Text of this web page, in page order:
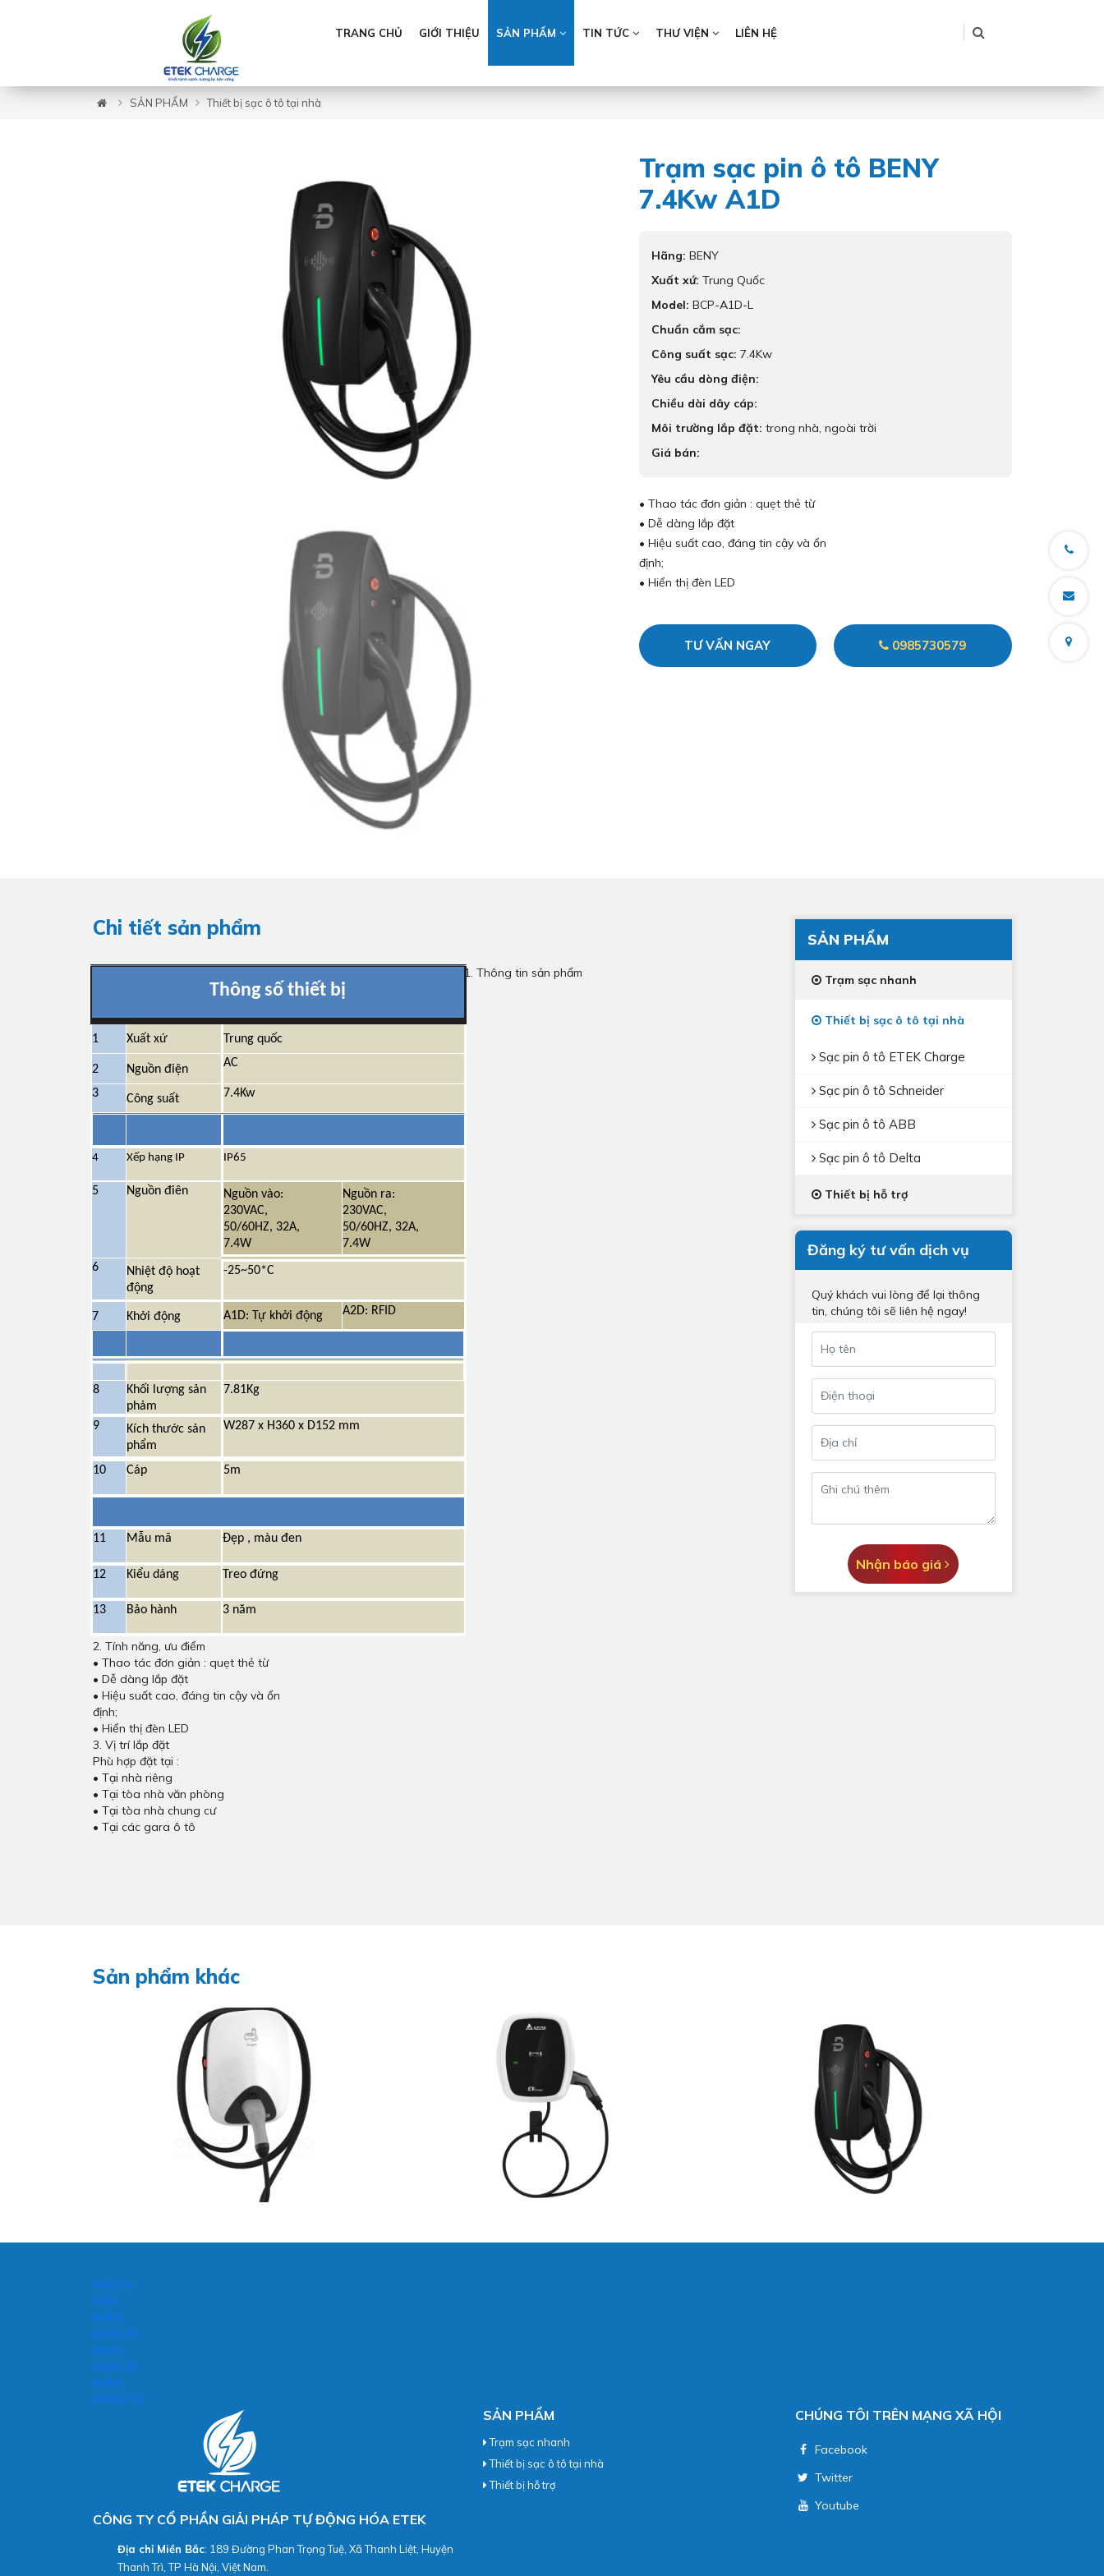
TRANG CHỦ GIỚI THIỆU SẢN PHẨM TIN TỨC THƯ VIỆN LIÊN HỆ
SẢN PHẨM Thiết bị sạc ô tô tại nhà
Trạm sạc pin ô tô BENY
7.4Kw A1D
Hãng: BENY
Xuất xứ: Trung Quốc
Model: BCP-A1D-L
Chuẩn cắm sạc:
Công suất sạc: 7.4Kw
Yêu cầu dòng điện:
Chiều dài dây cáp:
Môi trường lắp đặt: trong nhà, ngoài trời
Giá bán:
• Thao tác đơn giản : quẹt thẻ từ
• Dễ dàng lắp đặt
• Hiệu suất cao, đáng tin cậy và ổn
định;
• Hiển thị đèn LED
TƯ VẤN NGAY 0985730579
Chi tiết sản phẩm
1. Thông tin sản phẩm
Thông số thiết bị
1 Xuất xứ Trung quốc
2 Nguồn điện AC
3 Công suất 7.4Kw
4 Xếp hạng IP IP65
5 Nguồn điên
Nguồn vào:
230VAC,
50/60HZ, 32A,
7.4W
Nguồn ra:
230VAC,
50/60HZ, 32A,
7.4W
6
Nhiệt độ hoạt
động
-25~50*C
7 Khởi động A1D: Tự khởi động A2D: RFID
8
Khối lượng sản
phảm
7.81Kg
9
Kích thước sản
phẩm
W287 x H360 x D152 mm
10 Cáp 5m
11 Mẫu mã Đẹp , màu đen
12 Kiểu dáng Treo đứng
13 Bảo hành 3 năm
2. Tính năng, ưu điểm
• Thao tác đơn giản : quẹt thẻ từ
• Dễ dàng lắp đặt
• Hiệu suất cao, đáng tin cậy và ổn
định;
• Hiển thị đèn LED
3. Vị trí lắp đặt
Phù hợp đặt tại :
• Tại nhà riêng
• Tại tòa nhà văn phòng
• Tại tòa nhà chung cư
• Tại các gara ô tô
SẢN PHẨM
Trạm sạc nhanh
Thiết bị sạc ô tô tại nhà
Sạc pin ô tô ETEK Charge
Sạc pin ô tô Schneider
Sạc pin ô tô ABB
Sạc pin ô tô Delta
Thiết bị hỗ trợ
Đăng ký tư vấn dịch vụ
Quý khách vui lòng để lại thông
tin, chúng tôi sẽ liên hệ ngay!
Nhận báo giá
Sản phẩm khác
vebo tv
vebo
xoilac
xoilac tv
xemtv
xoilac tv
xoilac
Xoilac TV
CÔNG TY CỔ PHẦN GIẢI PHÁP TỰ ĐỘNG HÓA ETEK
Địa chỉ Miền Bắc: 189 Đường Phan Trọng Tuệ, Xã Thanh Liệt, Huyện
Thanh Trì, TP Hà Nội, Việt Nam.
SẢN PHẨM
Trạm sạc nhanh
Thiết bị sạc ô tô tại nhà
Thiết bị hỗ trợ
CHÚNG TÔI TRÊN MẠNG XÃ HỘI
Facebook
Twitter
Youtube